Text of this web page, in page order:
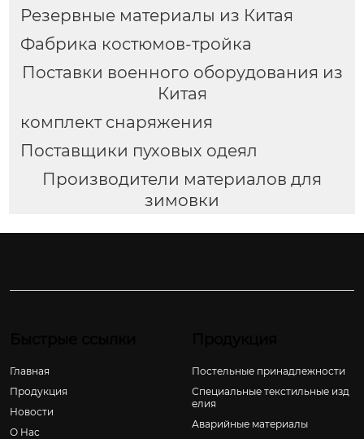
Резервные материалы из Китая
Фабрика костюмов-тройка
Поставки военного оборудования из
Китая
комплект снаряжения
Поставщики пуховых одеял
Производители материалов для
зимовки
Главная
Продукция
Новости
О Hас
Постельные принадлежности
Специальные текстильные изд
елия
Аварийные материалы